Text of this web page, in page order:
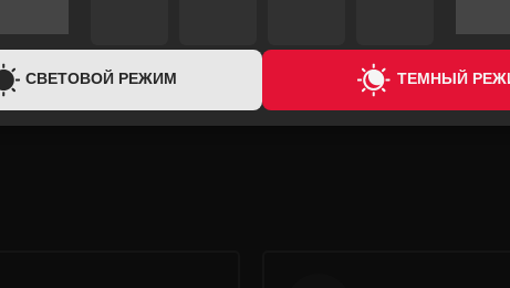
СВЕТОВОЙ РЕЖИМ ТЕМНЫЙ